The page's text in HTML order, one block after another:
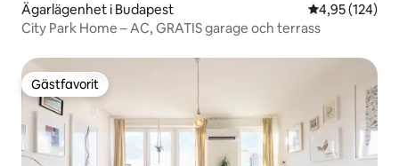
Ägarlägenhet i Budapest 4,95 av 5 i
4,95 (124)
City Park Home – AC, GRATIS garage och terrass
Gästfavorit
Gästfavorit